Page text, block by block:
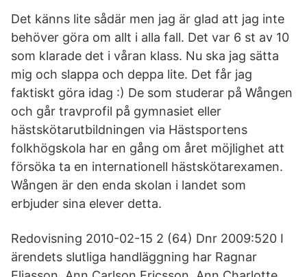
Det känns lite sådär men jag är glad att jag inte
behöver göra om allt i alla fall. Det var 6 st av 10
som klarade det i våran klass. Nu ska jag sätta
mig och slappa och deppa lite. Det får jag
faktiskt göra idag :) De som studerar på Wången
och går travprofil på gymnasiet eller
hästskötarutbildningen via Hästsportens
folkhögskola har en gång om året möjlighet att
försöka ta en internationell hästskötarexamen.
Wången är den enda skolan i landet som
erbjuder sina elever detta.
Redovisning 2010-02-15 2 (64) Dnr 2009:520 I
ärendets slutliga handläggning har Ragnar